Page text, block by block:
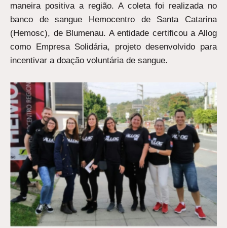
maneira positiva a região. A coleta foi realizada no
banco de sangue Hemocentro de Santa Catarina
(Hemosc), de Blumenau. A entidade certificou a Allog
como Empresa Solidária, projeto desenvolvido para
incentivar a doação voluntária de sangue.